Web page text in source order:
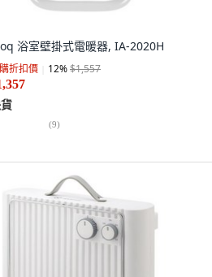
浴室壁掛式電暖器, IA-2020H
折扣價 12%$1,557
(9)